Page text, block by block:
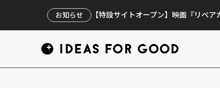
お知らせ 【特設サイトオープン】映画『リペ